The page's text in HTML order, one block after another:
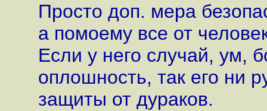
Просто доп. мера
а помоему все от
Если у него случай, ум,
оплошность, так его ни
защиты от дураков.